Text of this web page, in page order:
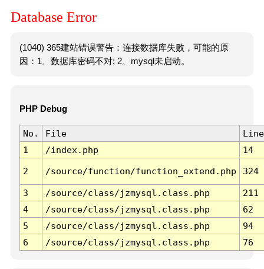
Database Error
(1040) 365建站错误警告：连接数据库失败，可能的原
因：1、数据库密码不对; 2、mysql未启动。
PHP Debug
No. File
Line
1
/index.php 14
2 /source/function/function_extend.php 324
3 /source/class/jzmysql.class.php
211
4
/source/class/jzmysql.class.php
62
5
/source/class/jzmysql.class.php
94
6
/source/class/jzmysql.class.php 76